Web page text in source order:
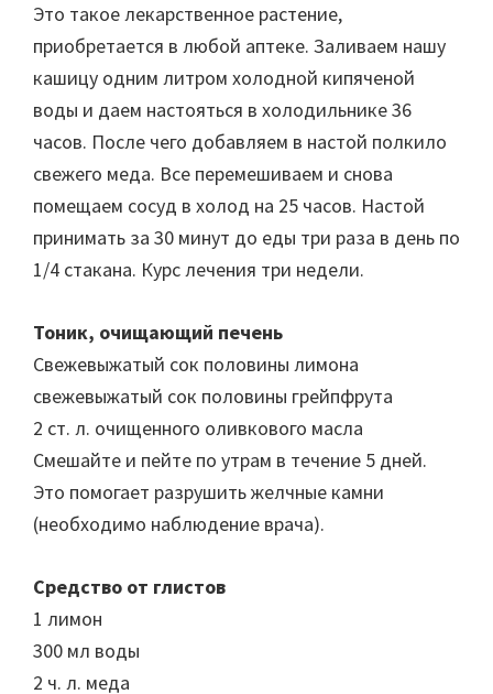
Это такое лекарственное растение,
приобретается в любой аптеке. Заливаем нашу
кашицу одним литром холодной кипяченой
воды и даем настояться в холодильнике 36
часов. После чего добавляем в настой полкило
свежего меда. Все перемешиваем и снова
помещаем сосуд в холод на 25 часов. Настой
принимать за 30 минут до еды три раза в день по
1/4 стакана. Курс лечения три недели.
Тоник, очищающий печень
Свежевыжатый сок половины лимона
свежевыжатый сок половины грейпфрута
2 ст. л. очищенного оливкового масла
Смешайте и пейте по утрам в течение 5 дней.
Это помогает разрушить желчные камни
(необходимо наблюдение врача).
Средство от глистов
1 лимон
300 мл воды
2 ч. л. меда